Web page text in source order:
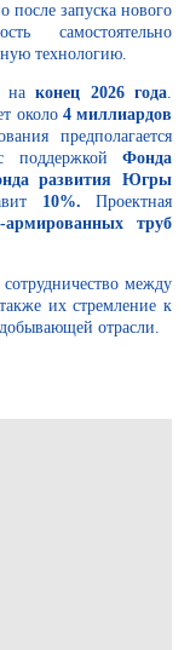
после запуска нового
самостоятельно
технологию.
наконец 2026 года
около 4 миллиардов
предполагается
поддержкой Фонда
развития Югры
10%. Проектная
труб
между
их стремление к
отрасли.